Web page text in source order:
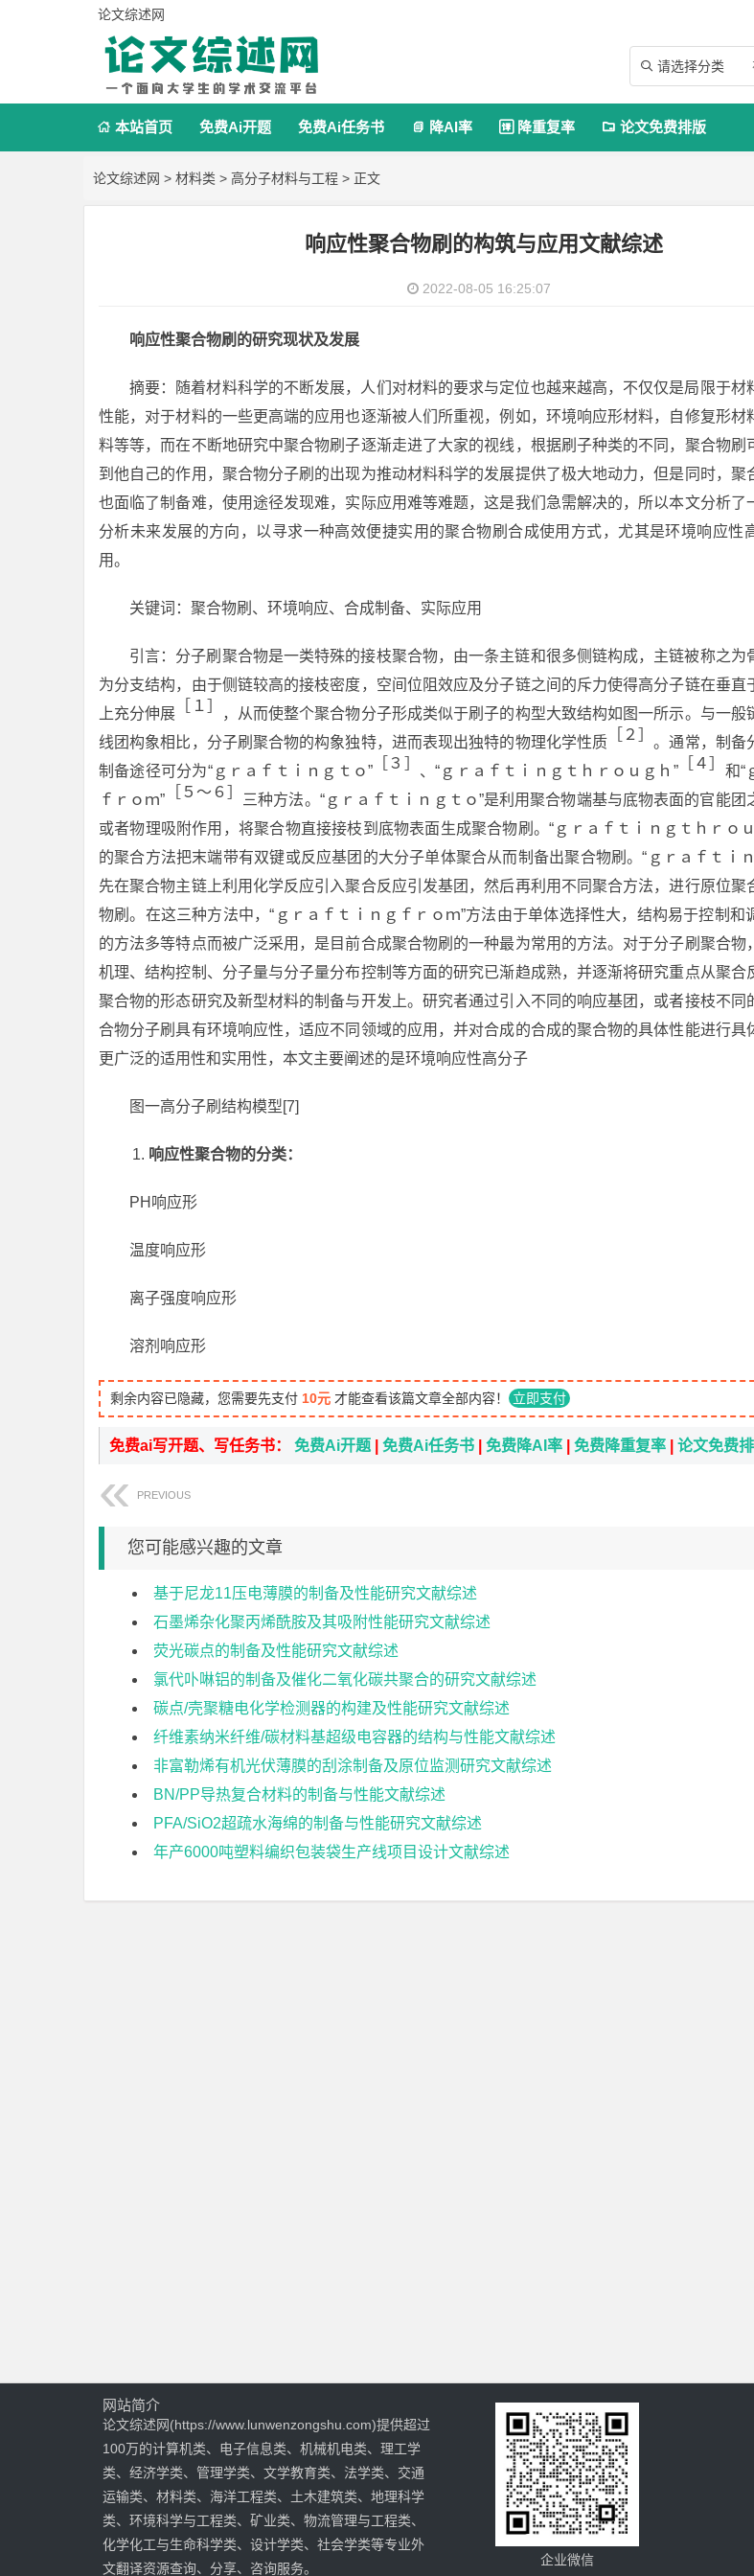
论文综述网
 请选择分类
 本站首页 免费Ai开题 免费Ai任务书  降AI率  降重复率  论文免费排版
论文综述网 > 材料类 > 高分子材料与工程 > 正文
响应性聚合物刷的构筑与应用文献综述
2022-08-05 16:25:07
响应性聚合物刷的研究现状及发展
摘要：随着材料科学的不断发展，人们对材料的要求与定位也越来越高，不仅仅是局限于材
性能，对于材料的一些更高端的应用也逐渐被人们所重视，例如，环境响应形材料，自修复形材
料等等，而在不断地研究中聚合物刷子逐渐走进了大家的视线，根据刷子种类的不同，聚合物刷
到他自己的作用，聚合物分子刷的出现为推动材料科学的发展提供了极大地动力，但是同时，聚
也面临了制备难，使用途径发现难，实际应用难等难题，这是我们急需解决的，所以本文分析了
分析未来发展的方向，以寻求一种高效便捷实用的聚合物刷合成使用方式，尤其是环境响应性
用。
关键词：聚合物刷、环境响应、合成制备、实际应用
引言：分子刷聚合物是一类特殊的接枝聚合物，由一条主链和很多侧链构成，主链被称之为
为分支结构，由于侧链较高的接枝密度，空间位阻效应及分子链之间的斥力使得高分子链在垂直
上充分伸展 ［１］
，从而使整个聚合物分子形成类似于刷子的构型大致结构如图一所示。与一般
线团构象相比，分子刷聚合物的构象独特，进而表现出独特的物理化学性质 ［２］ 。通常，制备
制备途径可分为“ｇｒａｆｔｉｎｇｔｏ” ［３］ 、“ｇｒａｆｔｉｎｇｔｈｒｏｕｇｈ”［４］ 和“
ｆｒｏｍ” ［５～６］
三种方法。“ｇｒａｆｔｉｎｇｔｏ”是利用聚合物端基与底物表面的官能团
或者物理吸附作用，将聚合物直接接枝到底物表面生成聚合物刷。“ｇｒａｆｔｉｎｇｔｈｒｏ
的聚合方法把末端带有双键或反应基团的大分子单体聚合从而制备出聚合物刷。“ｇｒａｆｔｉ
先在聚合物主链上利用化学反应引入聚合反应引发基团，然后再利用不同聚合方法，进行原位聚
物刷。在这三种方法中，“ｇｒａｆｔｉｎｇｆｒｏｍ”方法由于单体选择性大，结构易于控制和
的方法多等特点而被广泛采用，是目前合成聚合物刷的一种最为常用的方法。对于分子刷聚合物
机理、结构控制、分子量与分子量分布控制等方面的研究已渐趋成熟，并逐渐将研究重点从聚合
聚合物的形态研究及新型材料的制备与开发上。研究者通过引入不同的响应基团，或者接枝不同
合物分子刷具有环境响应性，适应不同领域的应用，并对合成的合成的聚合物的具体性能进行具
更广泛的适用性和实用性，本文主要阐述的是环境响应性高分子
图一高分子刷结构模型[7]
响应性聚合物的分类：
PH响应形
温度响应形
离子强度响应形
溶剂响应形
剩余内容已隐藏，您需要先支付 10元 才能查看该篇文章全部内容！ 立即支付
免费ai写开题、写任务书： 免费Ai开题 免费Ai任务书 免费降AI率 免费降重复率 论文免费
PREVIOUS
您可能感兴趣的文章
基于尼龙11压电薄膜的制备及性能研究文献综述
石墨烯杂化聚丙烯酰胺及其吸附性能研究文献综述
荧光碳点的制备及性能研究文献综述
氯代卟啉铝的制备及催化二氧化碳共聚合的研究文献综述
碳点/壳聚糖电化学检测器的构建及性能研究文献综述
纤维素纳米纤维/碳材料基超级电容器的结构与性能文献综述
非富勒烯有机光伏薄膜的刮涂制备及原位监测研究文献综述
BN/PP导热复合材料的制备与性能文献综述
PFA/SiO2超疏水海绵的制备与性能研究文献综述
年产6000吨塑料编织包装袋生产线项目设计文献综述
网站简介
论文综述网(https://www.lunwenzongshu.com)提供超过
100万的计算机类、电子信息类、机械机电类、理工学
类、经济学类、管理学类、文学教育类、法学类、交通
运输类、材料类、海洋工程类、土木建筑类、地理科学
类、环境科学与工程类、矿业类、物流管理与工程类、
化学化工与生命科学类、设计学类、社会学类等专业外
文翻译资源查询、分享、咨询服务。
企业微信